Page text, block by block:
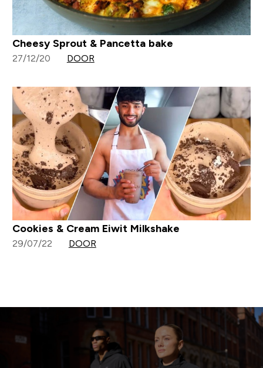
Cheesy Sprout & Pancetta bake
27/12/20 DOOR
Cookies & Cream Eiwit Milkshake
29/07/22 DOOR